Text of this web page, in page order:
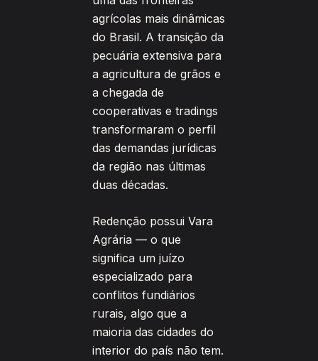
agrícolas mais dinâmicas
do Brasil. A transição da
pecuária extensiva para
a agricultura de grãos e
a chegada de
cooperativas e tradings
transformaram o perfil
das demandas jurídicas
da região nas últimas
duas décadas.
Redenção possui Vara
Agrária — o que
significa um juízo
especializado para
conflitos fundiários
rurais, algo que a
maioria das cidades do
interior do país não tem.